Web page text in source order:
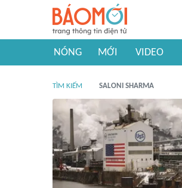
NÓNG MỚI VIDEO
TÌM KIẾM SALONI SHARMA